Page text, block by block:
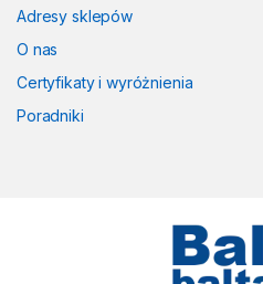
Adresy sklepów
O nas
Certyfikaty i wyróżnienia
Poradniki